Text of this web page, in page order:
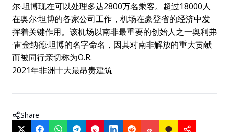
尔·坦博现在可以处理多达2800万名乘客。超过18000人
在奥尔·坦博的各家公司工作，机场在豪登省的经济中发
挥着关键作用。该机场以南非最重要的创始人之一奥利弗
·雷金纳德·坦博的名字命名，因其对南非解放的重大贡献
而被同行亲切称为O.R.
2021年非洲十大最昂贵建筑
Share